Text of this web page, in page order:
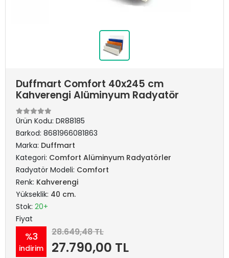
Duffmart Comfort 40x245 cm
Kahverengi Alüminyum Radyatör
Ürün Kodu: DR88185
Barkod: 8681966081863
Marka: Duffmart
Kategori: Comfort Alüminyum Radyatörler
Radyatör Modeli: Comfort
Renk: Kahverengi
Yükseklik: 40 cm.
Stok: 20+
Fiyat
%3
indirim
28.649,48 TL
27.790,00 TL